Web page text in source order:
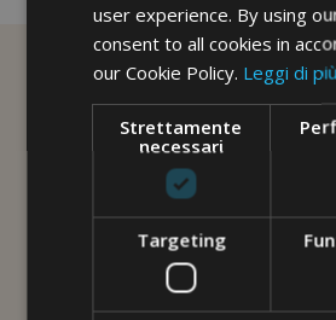
user experience. By using
consent to all cookies in
our Cookie Policy. Leggi di più
Strettamente
necessari
Targeting